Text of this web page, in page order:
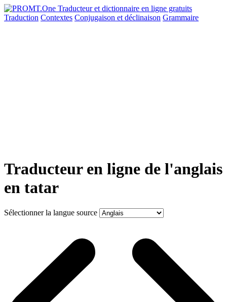
Traduction Contextes Conjugaison et déclinaison Grammaire
Traducteur en ligne de l'anglais
en tatar
Sélectionner la langue source